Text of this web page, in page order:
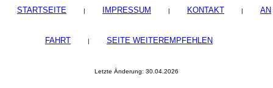
STARTSEITE | IMPRESSUM | KONTAKT | AN
FAHRT | SEITE WEITEREMPFEHLEN
Letzte Änderung: 30.04.2026